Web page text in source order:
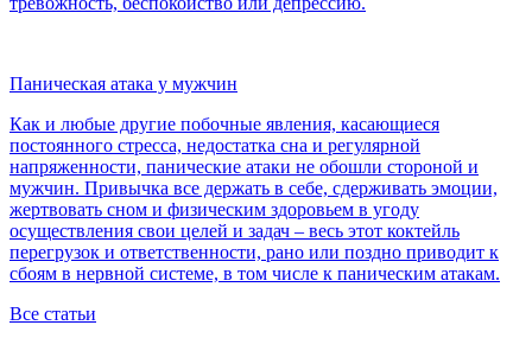
Паническая атака у мужчин
Как и любые другие побочные явления, касающиеся
постоянного стресса, недостатка сна и регулярной
напряженности, панические атаки не обошли стороной и
мужчин. Привычка все держать в себе, сдерживать эмоции,
жертвовать сном и физическим здоровьем в угоду
осуществления свои целей и задач – весь этот коктейль
перегрузок и ответственности, рано или поздно приводит к
сбоям в нервной системе, в том числе к паническим атакам.
Все статьи